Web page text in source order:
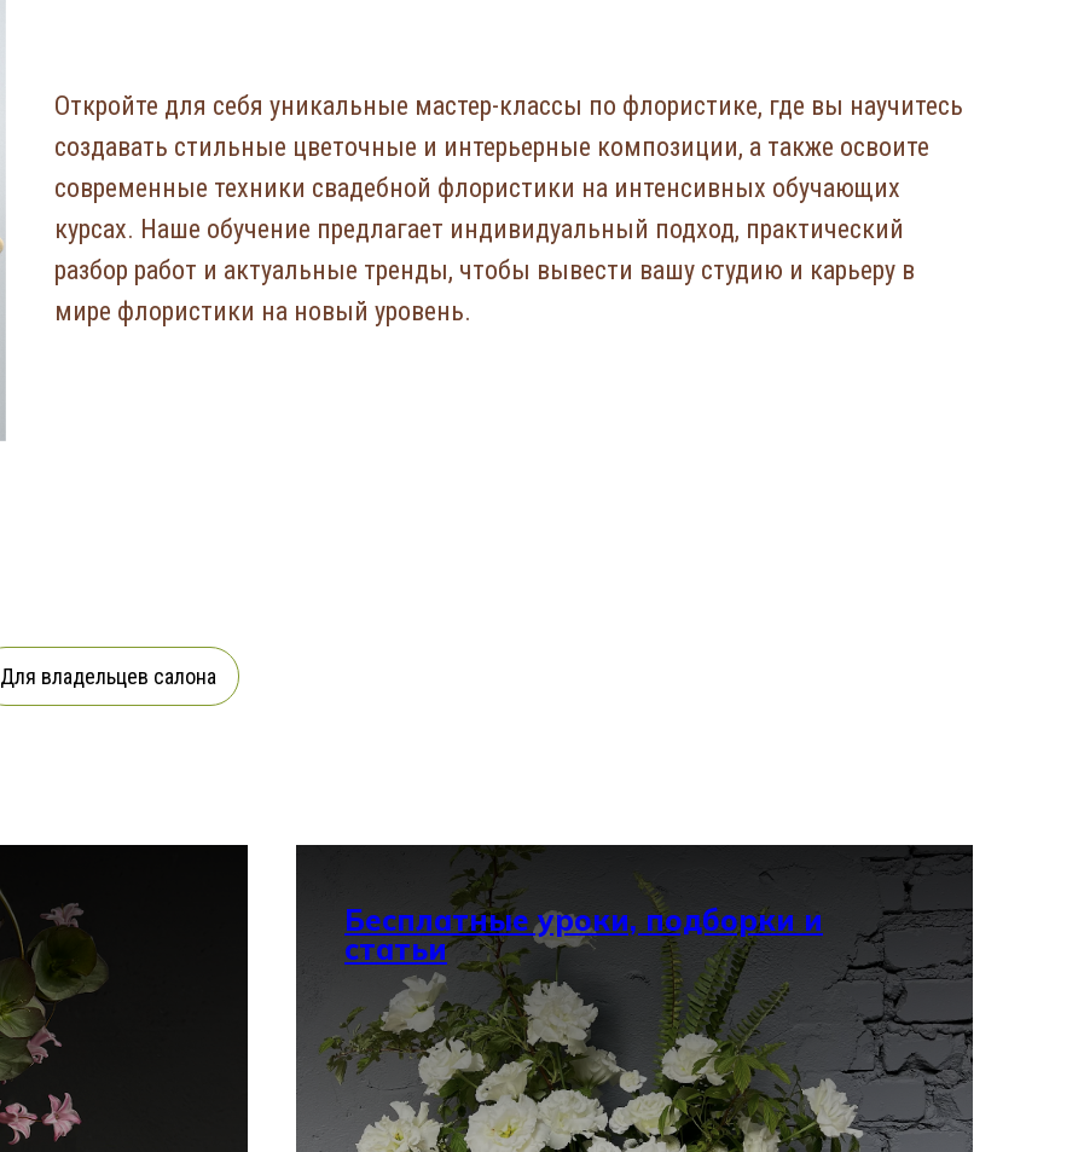
Откройте для себя уникальные мастер-классы по флористике, где вы научитесь
создавать стильные цветочные и интерьерные композиции, а также освоите
современные техники свадебной флористики на интенсивных обучающих
курсах. Наше обучение предлагает индивидуальный подход, практический
разбор работ и актуальные тренды, чтобы вывести вашу студию и карьеру в
мире флористики на новый уровень.
Для владельцев салона
Бесплатные уроки, подборки и
статьи